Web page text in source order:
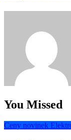
You Missed
Ceny novinek